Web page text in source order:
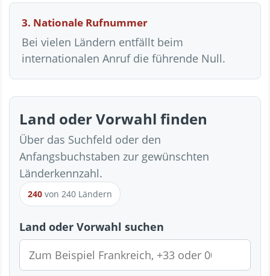
3. Nationale Rufnummer
Bei vielen Ländern entfällt beim
internationalen Anruf die führende Null.
Land oder Vorwahl finden
Über das Suchfeld oder den
Anfangsbuchstaben zur gewünschten
Länderkennzahl.
240 von 240 Ländern
Land oder Vorwahl suchen